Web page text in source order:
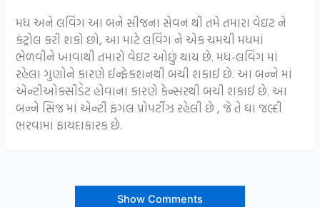
મધ અને લવિંગ આ બને સીજના સેવન થી તમે તમારા વેઇટ ને
કંટ્રોલ કરી શકો છો, આ માટે લવિંગ ને એક ચમચી મધમાં
ભેળવીને ખાવાથી તમારો વેઇટ ઓછું થાય છે. મધ-લવિંગ માં
રહેલા ગુણોને કારણે ઈન્ફેકશનથી બચી શકાઈ છે. આ બન્ને માં
એન્ટીઓક્સીડેંટ હોવાના કારણે કેન્સરથી બચી શકાઈ છે. આ
બન્ને સિજ માં એન્ટી ફંગલ પ્રોપર્ટીઝ રહેલી છે , જે તે ઘા જલ્દી
ભરવામાં ફાયદાકારક છે.
Show Comments